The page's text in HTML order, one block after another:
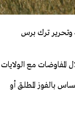
ترك برس
مع الولايات
بالفوز المطلق أو